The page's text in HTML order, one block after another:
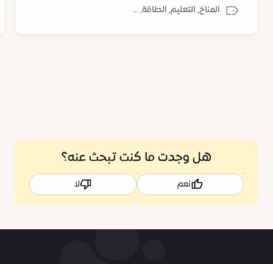
المناخ, التعليم, الطاقة, ...
هل وجدت ما كنت تبحث عنه؟
نعم لا